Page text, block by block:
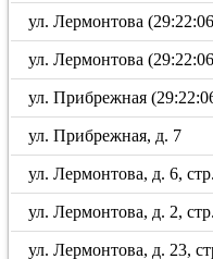
ул. Лермонтова
ул. Лермонтова
ул. Прибрежная
ул. Прибрежная, д. 7
ул. Лермонтова, д. 6,
ул. Лермонтова, д. 2,
ул. Лермонтова, д. 23,